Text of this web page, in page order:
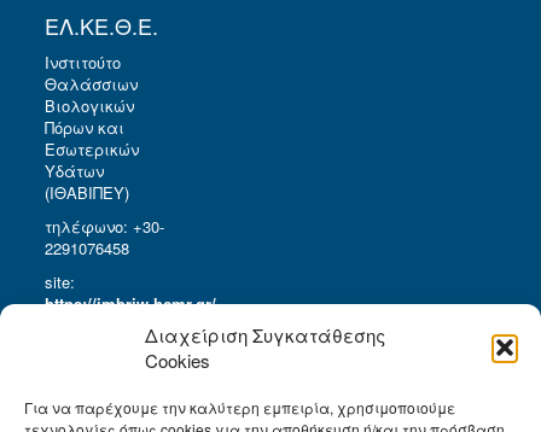
Διαχείριση Συγκατάθεσης
Cookies
Για να παρέχουμε την καλύτερη εμπειρία, χρησιμοποιούμε
ΕΛ.ΚΕ.Θ.Ε.
Ινστιτούτο
Θαλάσσιων
Βιολογικών
Πόρων και
Εσωτερικών
Υδάτων
(ΙΘΑΒΙΠΕΥ)
τηλέφωνο: +30-
2291076458
site:
https://imbriw.hcmr.gr/
Όροι Χρήσης
ΣΧΕΤΙΚΑ